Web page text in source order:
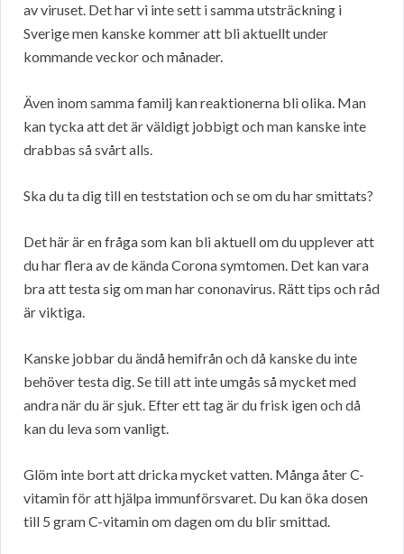
av viruset. Det har vi inte sett i samma utsträckning i
Sverige men kanske kommer att bli aktuellt under
kommande veckor och månader.
Även inom samma familj kan reaktionerna bli olika. Man
kan tycka att det är väldigt jobbigt och man kanske inte
drabbas så svårt alls.
Ska du ta dig till en teststation och se om du har smittats?
Det här är en fråga som kan bli aktuell om du upplever att
du har flera av de kända Corona symtomen. Det kan vara
bra att testa sig om man har cononavirus. Rätt tips och råd
är viktiga.
Kanske jobbar du ändå hemifrån och då kanske du inte
behöver testa dig. Se till att inte umgås så mycket med
andra när du är sjuk. Efter ett tag är du frisk igen och då
kan du leva som vanligt.
Glöm inte bort att dricka mycket vatten. Många åter C-
vitamin för att hjälpa immunförsvaret. Du kan öka dosen
till 5 gram C-vitamin om dagen om du blir smittad.